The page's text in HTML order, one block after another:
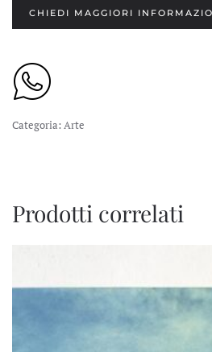
CHIEDI MAGGIORI
Categoria: Arte
Prodotti correlati